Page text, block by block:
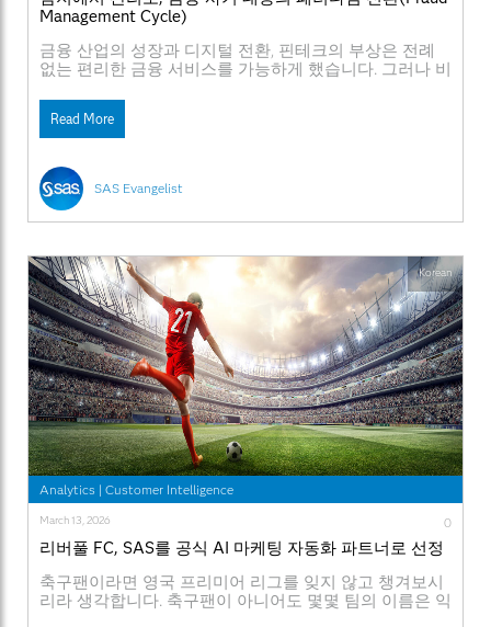
SAS Evangelist
Management Cycle)
금융 산업의 성장과 디지털 전환, 핀테크의 부상은 전례
없는 편리한 금융 서비스를 가능하게 했습니다. 그러나 비
직화·지능화되고 있습니다. 최근에는 AI 기반 음성 합성,
딥페이크 등이 범죄에 악용되면서 개인의 경험만으로는
이상 징후를 식별하기 어려운 수준까지 진화했습니다. 더
중요한 변화는 책임의 범위입니다. 정부는 금융회사가 일
정 한도 내에서
Read More
Analytics | Customer Intelligence
March 13, 2026 0
리버풀 FC, SAS를 공식 AI 마케팅 자동화 파트너로 선정
축구팬이라면 영국 프리미어 리그를 잊지 않고 챙겨보시
리라 생각합니다. 축구팬이 아니어도 몇몇 팀의 이름은 익
Korean